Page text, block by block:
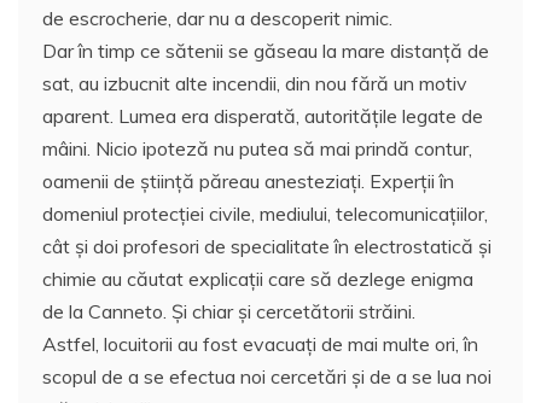
de escrocherie, dar nu a descoperit nimic.
Dar în timp ce sătenii se găseau la mare distanță de
sat, au izbucnit alte incendii, din nou fără un motiv
aparent. Lumea era disperată, autorităţile legate de
mâini. Nicio ipoteză nu putea să mai prindă contur,
oamenii de ştiinţă păreau anesteziaţi. Experții în
domeniul protecției civile, mediului, telecomunicațiilor,
cât și doi profesori de specialitate în electrostatică și
chimie au căutat explicații care să dezlege enigma
de la Canneto. Şi chiar şi cercetătorii străini.
Astfel, locuitorii au fost evacuați de mai multe ori, în
scopul de a se efectua noi cercetări şi de a se lua noi